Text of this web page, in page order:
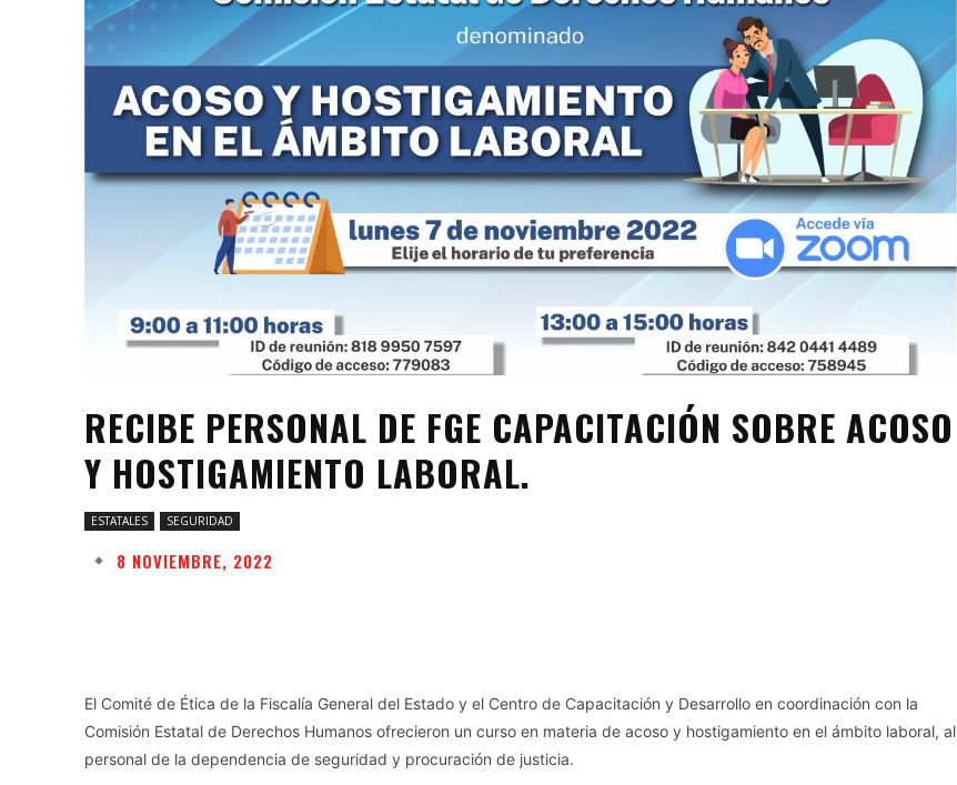
RECIBE PERSONAL DE FGE CAPACITACIÓN SOBRE ACOSO
Y HOSTIGAMIENTO LABORAL.
ESTATALES SEGURIDAD
8 NOVIEMBRE, 2022
El Comité de Ética de la Fiscalía General del Estado y el Centro de Capacitación y Desarrollo en coordinación con la
Comisión Estatal de Derechos Humanos ofrecieron un curso en materia de acoso y hostigamiento en el ámbito laboral, al
personal de la dependencia de seguridad y procuración de justicia.